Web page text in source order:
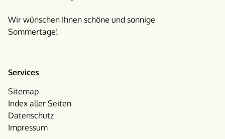
Wir wünschen Ihnen schöne und sonnige
Sommertage!
Services
Sitemap
Index aller Seiten
Datenschutz
Impressum